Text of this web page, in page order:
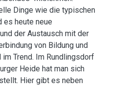
Dinge wie die typischen
es heute neue
der Austausch mit der
von Bildung und
Trend. Im Rundlingsdorf
Heide hat man sich
Hier gibt es neben